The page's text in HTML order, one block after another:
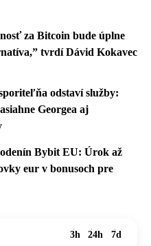
za Bitcoin bude úplne
tvrdí Dávid Kokavec
odstaví služby:
Georgea aj
Bybit EU: Úrok až
eur v bonusoch pre
3h 24h 7d